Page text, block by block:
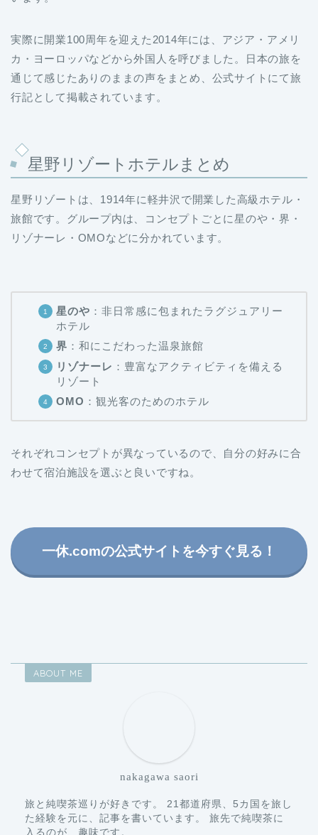
実際に開業100周年を迎えた2014年には、アジア・アメリ
カ・ヨーロッパなどから外国人を呼びました。日本の旅を
通じて感じたありのままの声をまとめ、公式サイトにて旅
行記として掲載されています。
星野リゾートホテルまとめ
星野リゾートは、1914年に軽井沢で開業した高級ホテル・
旅館です。グループ内は、コンセプトごとに星のや・界・
リゾナーレ・OMOなどに分かれています。
星のや ：非日常感に包まれたラグジュアリー
ホテル
界 ：和にこだわった温泉旅館
リゾナーレ ：豊富なアクティビティを備える
リゾート
OMO ：観光客のためのホテル
それぞれコンセプトが異なっているので、自分の好みに合
わせて宿泊施設を選ぶと良いですね。
一休.comの公式サイトを今すぐ見る！
ABOUT ME
nakagawa saori
旅と純喫茶巡りが好きです。 21都道府県、5カ国を旅し
た経験を元に、記事を書いています。 旅先で純喫茶に
入るのが、趣味です。